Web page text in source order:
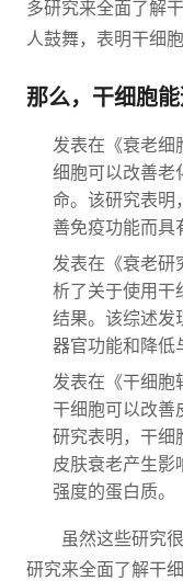
多研究来全面了解
人鼓舞，表明干细
那么，干细胞能
发表在《衰老细
细胞可以改善老
命。该研究表明
善免疫功能而具
发表在《衰老研
析了关于使用干
结果。该综述发
器官功能和降低
发表在《干细胞
干细胞可以改善
研究表明，干细
皮肤衰老产生影
强度的蛋白质。
虽然这些研究
研究来全面了解干